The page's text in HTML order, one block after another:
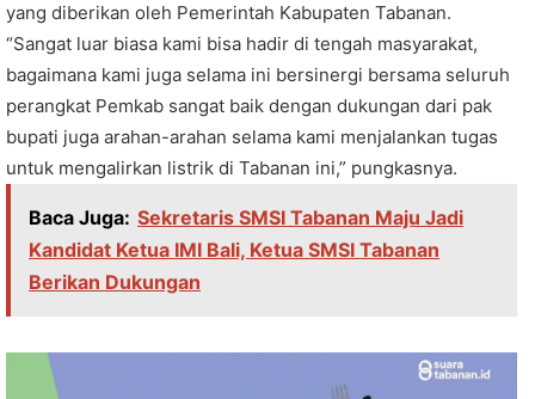
yang diberikan oleh Pemerintah Kabupaten Tabanan.
“Sangat luar biasa kami bisa hadir di tengah masyarakat,
bagaimana kami juga selama ini bersinergi bersama seluruh
perangkat Pemkab sangat baik dengan dukungan dari pak
bupati juga arahan-arahan selama kami menjalankan tugas
untuk mengalirkan listrik di Tabanan ini,” pungkasnya.
Baca Juga: Sekretaris SMSI Tabanan Maju Jadi
Kandidat Ketua IMI Bali, Ketua SMSI Tabanan
Berikan Dukungan